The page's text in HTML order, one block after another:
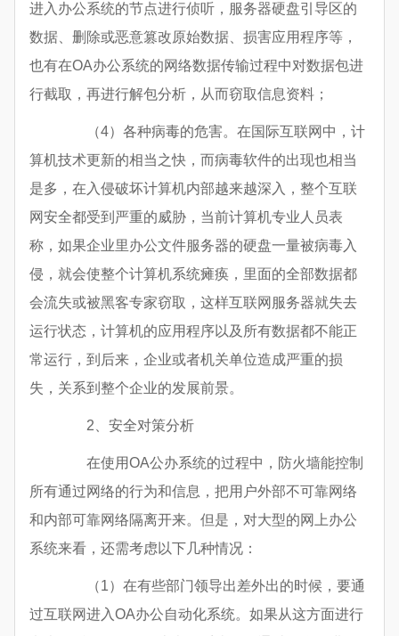
进入办公系统的节点进行侦听，服务器硬盘引导区的
数据、删除或恶意篡改原始数据、损害应用程序等，
也有在OA办公系统的网络数据传输过程中对数据包进
行截取，再进行解包分析，从而窃取信息资料；
（4）各种病毒的危害。在国际互联网中，计
算机技术更新的相当之快，而病毒软件的出现也相当
是多，在入侵破坏计算机内部越来越深入，整个互联
网安全都受到严重的威胁，当前计算机专业人员表
称，如果企业里办公文件服务器的硬盘一量被病毒入
侵，就会使整个计算机系统瘫痪，里面的全部数据都
会流失或被黑客专家窃取，这样互联网服务器就失去
运行状态，计算机的应用程序以及所有数据都不能正
常运行，到后来，企业或者机关单位造成严重的损
失，关系到整个企业的发展前景。
2、安全对策分析
在使用OA公办系统的过程中，防火墙能控制
所有通过网络的行为和信息，把用户外部不可靠网络
和内部可靠网络隔离开来。但是，对大型的网上办公
系统来看，还需考虑以下几种情况：
（1）在有些部门领导出差外出的时候，要通
过互联网进入OA办公自动化系统。如果从这方面进行